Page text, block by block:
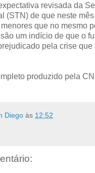
revisada da
(STN) de que neste
que no mesmo
um indício de que o
pela crise que
produzido pela
Diego às 12:52